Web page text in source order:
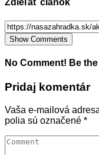
Zdieľať článok
Show Comments
No Comment! Be
Pridaj komentár
Vaša e-mailová
polia sú označené *